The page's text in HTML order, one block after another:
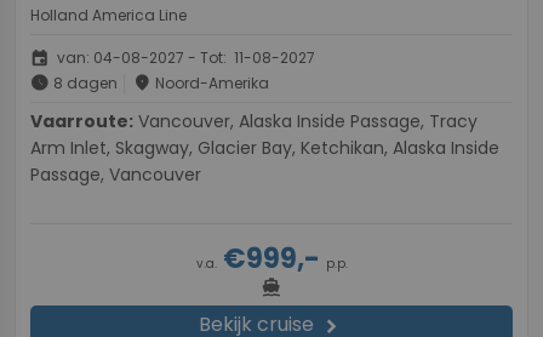
Holland America Line
event van: 04-08-2027 - Tot: 11-08-2027
schedule 8 dagen place Noord-Amerika
Vaarroute:
Arm Inlet, Skagway, Glacier Bay, Ketchikan, Alaska Inside
Passage, Vancouver
v.a.€999,- p.p.
directions_boat
Bekijk cruise chevron_right